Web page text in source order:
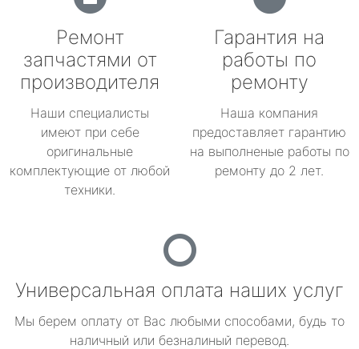
Ремонт
запчастями от
производителя
Наши специалисты
имеют при себе
оригинальные
комплектующие от любой
техники.
Гарантия на
работы по
ремонту
Наша компания
предоставляет гарантию
на выполненые работы по
ремонту до 2 лет.
Универсальная оплата наших услуг
Мы берем оплату от Вас любыми способами, будь то
наличный или безналиный перевод.